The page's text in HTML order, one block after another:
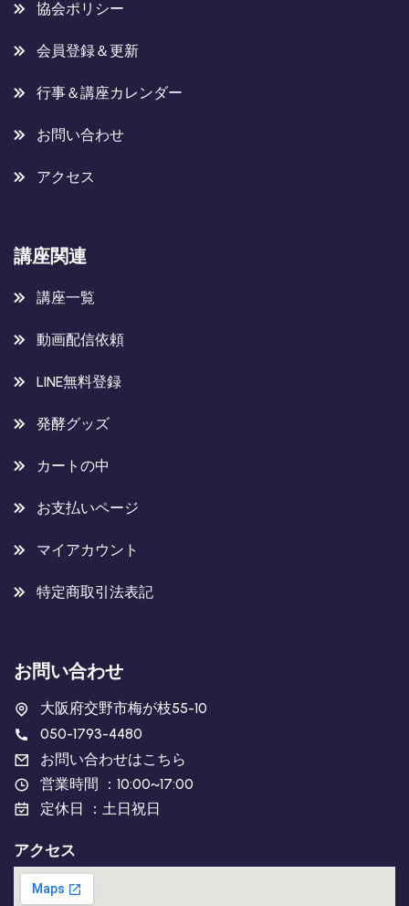
協会ポリシー
会員登録＆更新
行事＆講座カレンダー
お問い合わせ
アクセス
講座関連
講座一覧
動画配信依頼
LINE無料登録
発酵グッズ
カートの中
お支払いページ
マイアカウント
特定商取引法表記
お問い合わせ
大阪府交野市梅が枝55-10
050-1793-4480
お問い合わせはこちら
営業時間 ：10:00~17:00
定休日 ：土日祝日
アクセス